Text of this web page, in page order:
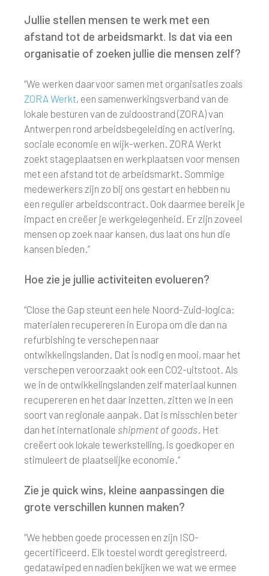
Jullie stellen mensen te werk met een
afstand tot de arbeidsmarkt. Is dat via een
organisatie of zoeken jullie die mensen zelf?
“We werken daarvoor samen met organisaties zoals
ZORA Werkt, een samenwerkingsverband van de
lokale besturen van de zuidoostrand (ZORA) van
Antwerpen rond arbeidsbegeleiding en activering,
sociale economie en wijk-werken. ZORA Werkt
zoekt stageplaatsen en werkplaatsen voor mensen
met een afstand tot de arbeidsmarkt. Sommige
medewerkers zijn zo bij ons gestart en hebben nu
een regulier arbeidscontract. Ook daarmee bereik je
impact en creëer je werkgelegenheid. Er zijn zoveel
mensen op zoek naar kansen, dus laat ons hun die
kansen bieden.”
Hoe zie je jullie activiteiten evolueren?
“Close the Gap steunt een hele Noord-Zuid-logica:
materialen recupereren in Europa om die dan na
refurbishing te verschepen naar
ontwikkelingslanden. Dat is nodig en mooi, maar het
verschepen veroorzaakt ook een CO2-uitstoot. Als
we in de ontwikkelingslanden zelf materiaal kunnen
recupereren en het daar inzetten, zitten we in een
soort van regionale aanpak. Dat is misschien beter
dan het internationale shipment of goods. Het
creëert ook lokale tewerkstelling, is goedkoper en
stimuleert de plaatselijke economie.”
Zie je quick wins, kleine aanpassingen die
grote verschillen kunnen maken?
“We hebben goede processen en zijn ISO-
gecertificeerd. Elk toestel wordt geregistreerd,
gedatawiped en nadien bekijken we wat we ermee